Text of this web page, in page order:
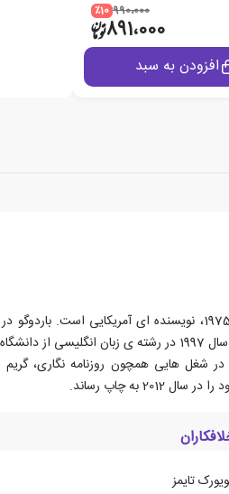
990،000 ٪10
891،000
افزودن به سبد
لی باردوگو، زاده ی 6 آپریل 1975، نویسنده ای آمریکایی
لس آنجلس بزرگ شد. او در سال 1997 در رشته ی زبان
در شغل هایی همچون روزنامه نگاری،
به چاپ رساند.
تایمز